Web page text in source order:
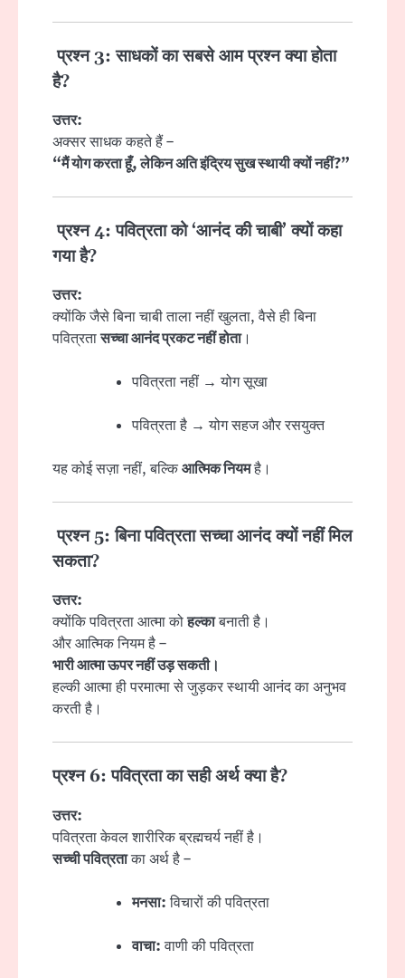
प्रश्न 3: साधकों का सबसे आम प्रश्न क्या होता
है?
उत्तर:
अक्सर साधक कहते हैं –
“मैं योग करता हूँ, लेकिन अति इंद्रिय सुख स्थायी क्यों नहीं?”
प्रश्न 4: पवित्रता को ‘आनंद की चाबी’ क्यों कहा
गया है?
उत्तर:
क्योंकि जैसे बिना चाबी ताला नहीं खुलता, वैसे ही बिना
पवित्रतासच्चा आनंद प्रकट नहीं होता।
पवित्रता नहीं → योग सूखा
पवित्रता है → योग सहज और रसयुक्त
यह कोई सज़ा नहीं, बल्किआत्मिक नियमहै।
प्रश्न 5: बिना पवित्रता सच्चा आनंद क्यों नहीं मिल
सकता?
उत्तर:
क्योंकि पवित्रता आत्मा कोहल्काबनाती है।
और आत्मिक नियम है –
भारी आत्मा ऊपर नहीं उड़ सकती।
हल्की आत्मा ही परमात्मा से जुड़कर स्थायी आनंद का अनुभव
करती है।
प्रश्न 6: पवित्रता का सही अर्थ क्या है?
उत्तर:
पवित्रता केवल शारीरिक ब्रह्मचर्य नहीं है।
सच्ची पवित्रताका अर्थ है –
मनसा:विचारों की पवित्रता
वाचा:वाणी की पवित्रता